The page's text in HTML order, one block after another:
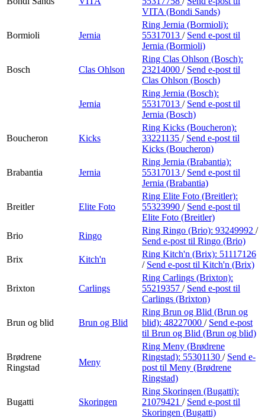
VITA (Bondi Sands)
Bormioli Jernia
Ring Jernia (Bormioli):
55317013 / Send e-post til
Jernia (Bormioli)
Bosch Clas Ohlson
Ring Clas Ohlson (Bosch):
23214000 / Send e-post til
Clas Ohlson (Bosch)
Jernia
Ring Jernia (Bosch):
55317013 / Send e-post til
Jernia (Bosch)
Boucheron Kicks
Ring Kicks (Boucheron):
33221135 / Send e-post til
Kicks (Boucheron)
Brabantia Jernia
Ring Jernia (Brabantia):
55317013 / Send e-post til
Jernia (Brabantia)
Breitler Elite Foto
Ring Elite Foto (Breitler):
55323990 / Send e-post til
Elite Foto (Breitler)
Brio
Ringo
Ring Ringo (Brio): 93249992 /
Send e-post til Ringo (Brio)
Brix
Kitch'n
Ring Kitch'n (Brix): 51117126
/ Send e-post til Kitch'n (Brix)
Brixton Carlings
Ring Carlings (Brixton):
55219357 / Send e-post til
Carlings (Brixton)
Brun og blid Brun og Blid
Ring Brun og Blid (Brun og
blid): 48227000 / Send e-post
til Brun og Blid (Brun og blid)
Brødrene
Ringstad
Meny
Ring Meny (Brødrene
Ringstad): 55301130 / Send e-
post til Meny (Brødrene
Ringstad)
Bugatti Skoringen
Ring Skoringen (Bugatti):
21079421 / Send e-post til
Skoringen (Bugatti)